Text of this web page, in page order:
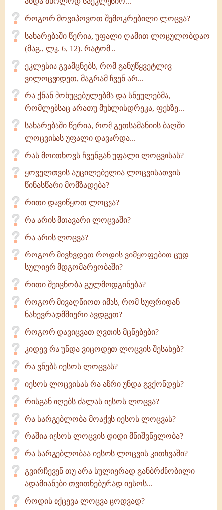
როგორ მოვიპოვოთ შემოკრებილი ლოცვა?
სახარებაში წერია, უფალი ღამით ლოცულობდაო
(მაგ., ლკ. 6, 12). რატომ...
ეკლესია გვამცნებს, რომ განუწყვეტლივ
ვილოცვიდეთ, მაგრამ ჩვენ არ...
რა ქნან მოხუცებულებმა და სნეულებმა,
რომლებსაც არათუ მუხლისდრეკა, ფეხზე...
სახარებაში წერია, რომ გეთსამანიის ბაღში
ლოცვისას უფალი დავარდა...
რას მოითხოვს ჩვენგან უფალი ლოცვისას?
ყოველთვის აუცილებელია ლოცვისათვის
წინასწარი მომზადება?
რითი დავიწყოთ ლოცვა?
რა არის მთავარი ლოცვაში?
რა არის ლოცვა?
როგორ მივხვდეთ როდის ვიმყოფებით ცუდ
სულიერ მდგომარეობაში?
რითი შეიცნობა გულმოდგინება?
როგორ მივაღწიოთ იმას, რომ სუფრიდან
ნახევრადმშიერი ავდგეთ?
როგორ დავიცვათ ღვთის მცნებები?
კიდევ რა უნდა ვიცოდეთ ლოცვის შესახებ?
რა ვნებს იესოს ლოცვას?
იესოს ლოცვისას რა აზრი უნდა გვქონდეს?
რისგან იღებს ძალას იესოს ლოცვა?
რა სარგებლობა მოაქვს იესოს ლოცვას?
რაშია იესოს ლოცვის დიდი მნიშვნელობა?
რა სარგებლობაა იესოს ლოცვის კითხვაში?
გვირჩევენ თუ არა სულიერად განბრძნობილი
ადამიანები თვითნებურად იესოს...
როდის იქცევა ლოცვა ცოდვად?